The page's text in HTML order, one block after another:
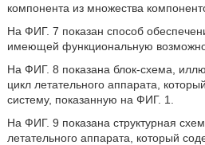
компонента из множества
На ФИГ. 7 показан способ
имеющей функциональную
На ФИГ. 8 показана блок-схема,
цикл летательного аппарата,
систему, показанную на ФИГ. 1.
На ФИГ. 9 показана структурная
летательного аппарата, который